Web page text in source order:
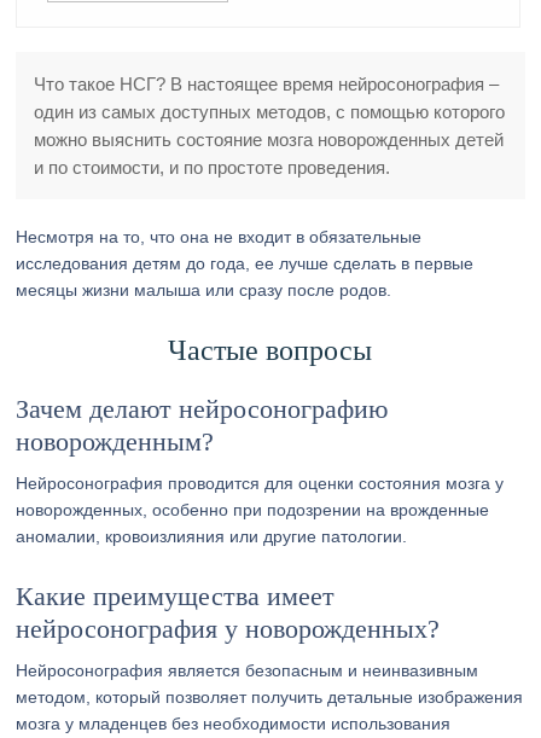
Что такое НСГ? В настоящее время нейросонография –
один из самых доступных методов, с помощью которого
можно выяснить состояние мозга новорожденных детей
и по стоимости, и по простоте проведения.
Несмотря на то, что она не входит в обязательные
исследования детям до года, ее лучше сделать в первые
месяцы жизни малыша или сразу после родов.
Частые вопросы
Зачем делают нейросонографию
новорожденным?
Нейросонография проводится для оценки состояния мозга у
новорожденных, особенно при подозрении на врожденные
аномалии, кровоизлияния или другие патологии.
Какие преимущества имеет
нейросонография у новорожденных?
Нейросонография является безопасным и неинвазивным
методом, который позволяет получить детальные изображения
мозга у младенцев без необходимости использования